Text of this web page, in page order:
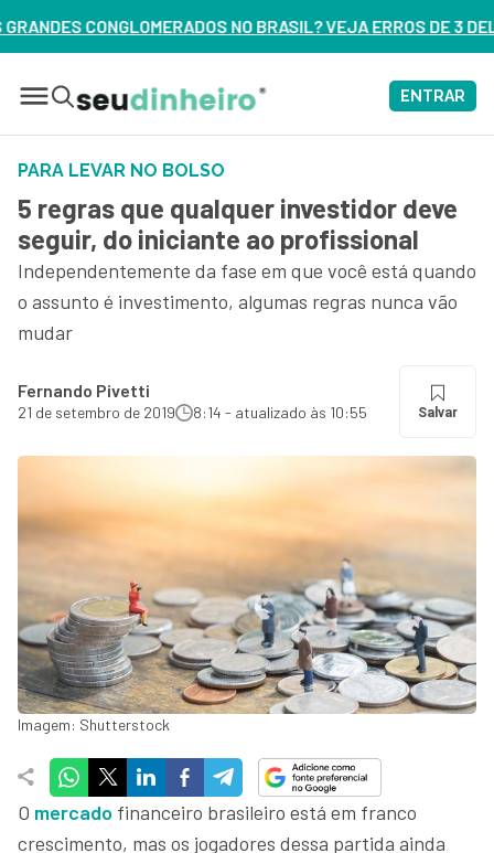
BRASIL? VEJA ERROS DE 3 DELES – ASSISTA AGORA
ENTRAR
PARA LEVAR NO BOLSO
5 regras que qualquer investidor deve
seguir, do iniciante ao profissional
Independentemente da fase em que você está quando
o assunto é investimento, algumas regras nunca vão
mudar
Fernando Pivetti
21 de setembro de 2019 8:14 - atualizado às 10:55 Salvar
Imagem: Shutterstock
O mercado financeiro brasileiro está em franco
crescimento, mas os jogadores dessa partida ainda